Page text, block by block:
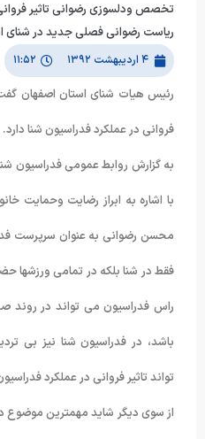
تخصص ودلسوزی رضوانی تاثیر فروانی
ریاست رضوانی فصلی جدید در شنای
۴ اردیبهشت ۱۳۹۲ ۱۱:۵۲
رئیس هیات شنای استان اصفهان
فروانی در عملکرد فدراسیون شنا دارد.
به گزارش روابط عمومی فدراسیون
با اشاره به ابراز رضایت وحمایت
محسن رضوانی به عنوان سرپرست
فقط در شنا بلکه در تمامی ورزشها
راس فدراسیون می تواند در روند
باشد، در فدراسیون شنا نیز بی
تواند تاثیر فروانی در عملکرد
از سوی دیگر شاید مهمترین موضوع